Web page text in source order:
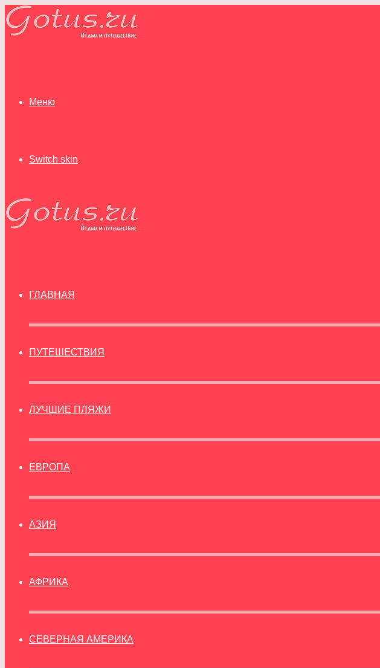
Меню
Switch skin
ГЛАВНАЯ
ПУТЕШЕСТВИЯ
ЛУЧШИЕ ПЛЯЖИ
ЕВРОПА
АЗИЯ
АФРИКА
СЕВЕРНАЯ АМЕРИКА